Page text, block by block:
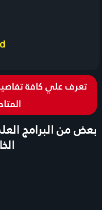
تعرف علي كافة
بعض من البرامج